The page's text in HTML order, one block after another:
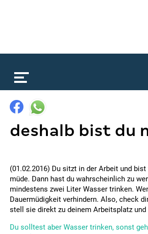
deshalb bist du
(01.02.2016) Du sitzt in der Arbeit und
müde. Dann hast du wahrscheinlich zu
mindestens zwei Liter Wasser trinken.
Dauermüdigkeit verhindern. Also, check
stell sie direkt zu deinem Arbeitsplatz
Du solltest aber Wasser trinken, sonst